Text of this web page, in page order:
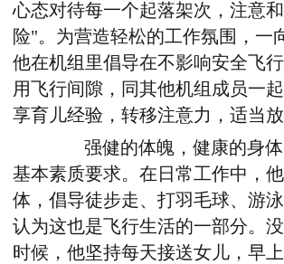
心态对待每一个起落架次，注意
险"。为营造轻松的工作氛围，一
他在机组里倡导在不影响安全飞
用飞行间隙，同其他机组成员一
享育儿经验，转移注意力，适当放
强健的体魄，健康的身体
基本素质要求。在日常工作中，
体，倡导徒步走、打羽毛球、游
认为这也是飞行生活的一部分。
时候，他坚持每天接送女儿，早